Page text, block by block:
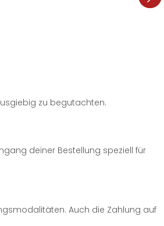
zu begutachten.
deiner Bestellung speziell für
Auch die Zahlung auf